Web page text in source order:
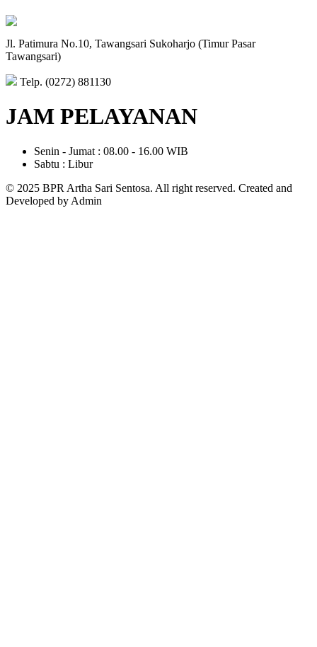
Jl. Patimura No.10, Tawangsari Sukoharjo (Timur Pasar
Tawangsari)
Telp. (0272) 881130
JAM PELAYANAN
Senin - Jumat : 08.00 - 16.00 WIB
Sabtu : Libur
© 2025 BPR Artha Sari Sentosa. All right reserved. Created and
Developed by Admin